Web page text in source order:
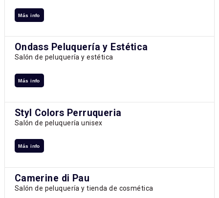
Más info
Ondass Peluquería y Estética
Salón de peluquería y estética
Más info
Styl Colors Perruqueria
Salón de peluquería unisex
Más info
Camerine di Pau
Salón de peluquería y tienda de cosmética